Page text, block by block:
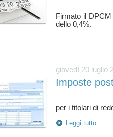
Firmato il
giovedì 20 luglio
Imposte
Leggi tutto